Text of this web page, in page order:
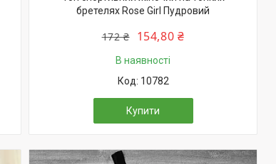
бретелях Rose Girl Пудровий
172 ₴ 154,80 ₴
В наявності
10782
Купити